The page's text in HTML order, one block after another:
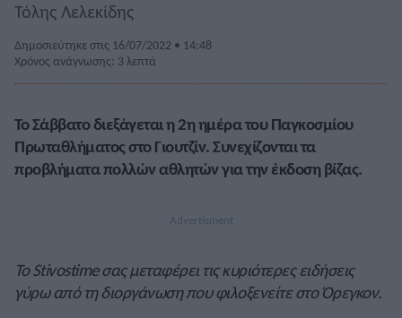
Τόλης Λελεκίδης
Δημοσιεύτηκε στις 16/07/2022 • 14:48
Χρόνος ανάγνωσης: 3 λεπτά
Το Σάββατο διεξάγεται η 2η ημέρα του Παγκοσμίου
Πρωταθλήματος στο Γιουτζίν. Συνεχίζονται τα
προβλήματα πολλών αθλητών για την έκδοση βίζας.
Το Stivostime σας μεταφέρει τις κυριότερες ειδήσεις
γύρω από τη διοργάνωση που φιλοξενείτε στο Όρεγκον.